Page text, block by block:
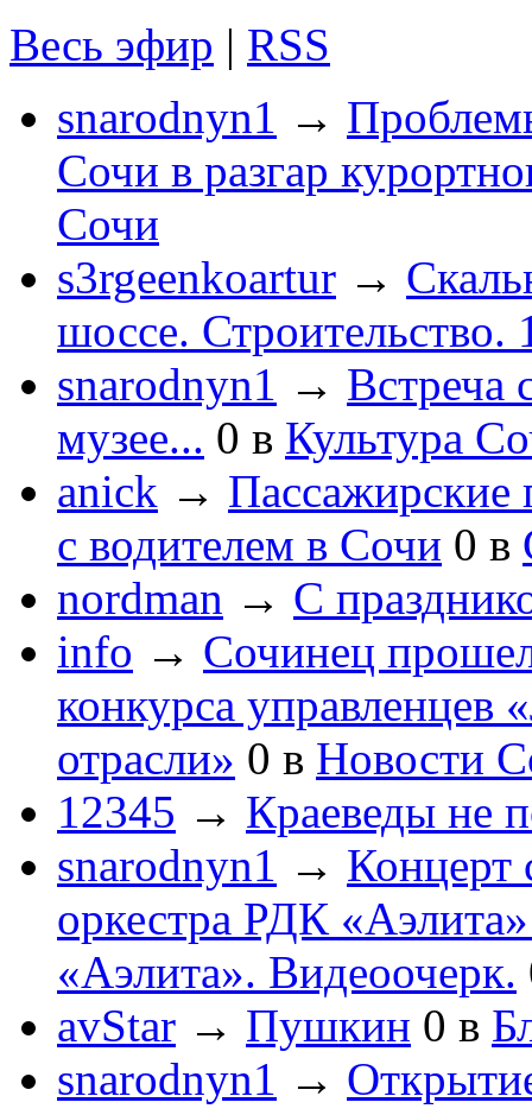
Весь эфир | RSS
snarodnyn1 →
Сочи в разгар
Сочи
s3rgeenkoartur →
шоссе. Строительство.
snarodnyn1 → Встреча
музее... 0 в Культура
anick → Пассажирские
с водителем в Сочи 0 в
nordman → С
info → Сочинец
конкурса управленцев
отрасли» 0 в Новости
12345 → Краеведы не
snarodnyn1 → Концерт
оркестра РДК
«Аэлита». Видеоочерк.
avStar → Пушкин 0 в
snarodnyn1 →